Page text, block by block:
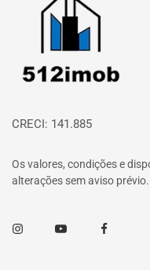
CRECI: 141.885
Os valores, condições e
alterações sem aviso prévio.
InstagramYoutube Facebook